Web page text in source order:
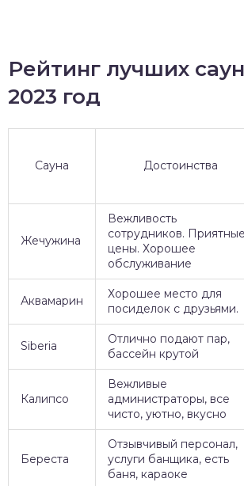
Рейтинг лучших
2023 год
Сауна Достоинства
Жечужина
Вежливость
сотрудников. Приятные
цены. Хорошее
обслуживание
Аквамарин
Хорошее место для
посиделок с друзьями.
Siberia
Отлично подают пар,
бассейн крутой
Калипсо
Вежливые
администраторы, все
чисто, уютно, вкусно
Береста
Отзывчивый персонал,
услуги банщика, есть
баня, караоке